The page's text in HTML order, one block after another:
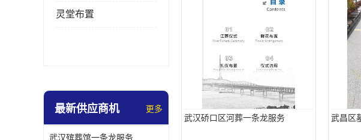
灵堂布置
最新供应商机 更多
武汉殡葬馆一条龙服务
武汉硚口区河葬一条龙服务 武昌区